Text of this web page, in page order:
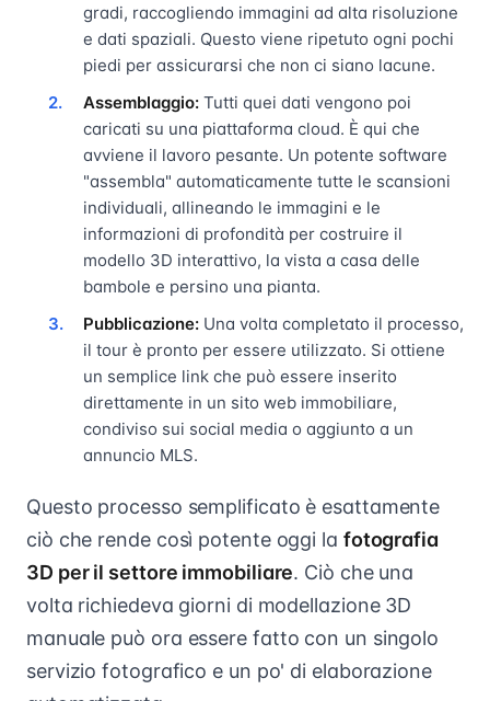
gradi, raccogliendo immagini ad alta risoluzione
e dati spaziali. Questo viene ripetuto ogni pochi
piedi per assicurarsi che non ci siano lacune.
Assemblaggio: Tutti quei dati vengono poi
caricati su una piattaforma cloud. È qui che
avviene il lavoro pesante. Un potente software
"assembla" automaticamente tutte le scansioni
individuali, allineando le immagini e le
informazioni di profondità per costruire il
modello 3D interattivo, la vista a casa delle
bambole e persino una pianta.
Pubblicazione: Una volta completato il processo,
il tour è pronto per essere utilizzato. Si ottiene
un semplice link che può essere inserito
direttamente in un sito web immobiliare,
condiviso sui social media o aggiunto a un
annuncio MLS.
Questo processo semplificato è esattamente
ciò che rende così potente oggi la fotografia
3D per il settore immobiliare. Ciò che una
volta richiedeva giorni di modellazione 3D
manuale può ora essere fatto con un singolo
servizio fotografico e un po' di elaborazione